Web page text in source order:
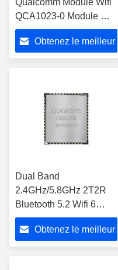
Qualcomm Module Wifi
QCA1023-0 Module Wifi
802.11ac
Obtenez le meilleur
Dual Band
2.4GHz/5.8GHz 2T2R
Bluetooth 5.2 Wifi 6
Module 1200mbps
Module WiFi Interface
SDIO3.0
Obtenez le meilleur